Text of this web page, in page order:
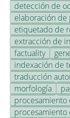
detección de
elaboración de
etiquetado de
extracción de
factuality
indexación de
traducción
morfología
procesamiento
procesamiento